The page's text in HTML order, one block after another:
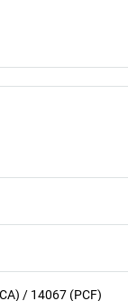
/ 14067 (PCF)